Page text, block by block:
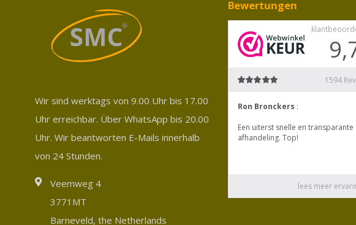
Wir sind werktags von 9.00 Uhr bis 17.00
Uhr erreichbar. Über WhatsApp bis 20.00
Uhr. Wir beantworten E-Mails innerhalb
von 24 Stunden.
Veemweg 4
3771MT
Barneveld, the Netherlands
Bewertungen